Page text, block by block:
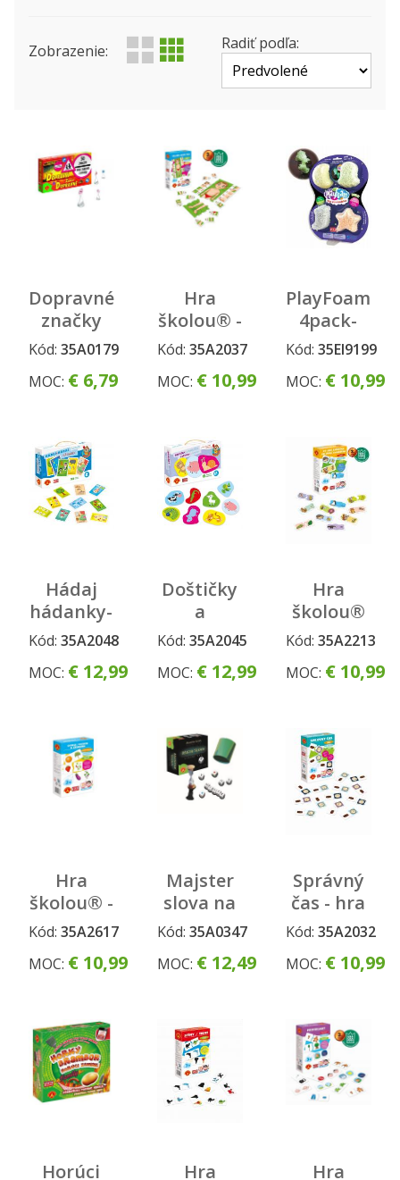
Status
Zobrazenie: Radiť podľa:
Dopravné
značky
50ks
Kód: 35A0179
MOC: € 6,79
Hra
školou® -
SKLADAJ
TELO
Kód: 35A2037
MOC: € 10,99
PlayFoam®
4pack-
SVIETIACE
Kód: 35EI9199
MOC: € 10,99
Hádaj
hádanky-
spoznávanie
najmenšich
Kód: 35A2048
MOC: € 12,99
Doštičky
a
farbičky-
pre
Kód: 35A2045
MOC: € 12,99
Hra
školou®
ČO JEDIA
Kód: 35A2213
MOC: € 10,99
Hra
školou® -
OVOCIE A
Kód: 35A2617
MOC: € 10,99
Majster
slova na
cesty
Kód: 35A0347
MOC: € 12,49
Správný
čas - hra
školou
Kód: 35A2032
MOC: € 10,99
Horúci Hra Hra